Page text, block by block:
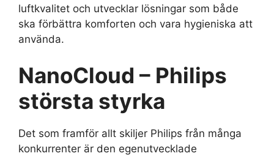
luftkvalitet och utvecklar lösningar som både
ska förbättra komforten och vara hygieniska att
använda.
NanoCloud – Philips
största styrka
Det som framför allt skiljer Philips från många
konkurrenter är den egenutvecklade